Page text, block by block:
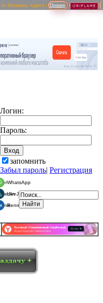
Якорному Адресу ( Пример
Логин:
Пароль:
запомнить
Забыл пароль| Регистрация
ViberWhatsApp
LinkedInLiveJournal
QzoneRenren